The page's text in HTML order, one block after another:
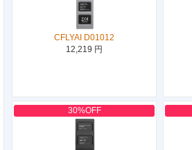
CFLYAI D01012
12,219 円
30%OFF